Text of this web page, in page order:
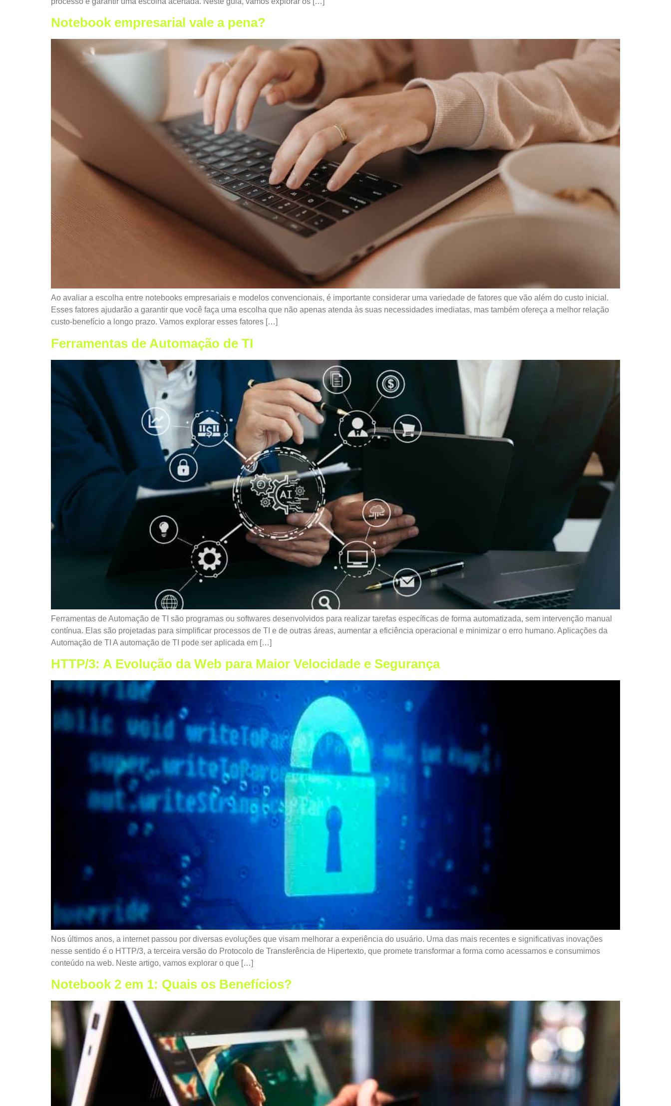
Notebook empresarial vale a pena?
Ao avaliar a escolha entre notebooks empresariais e modelos convencionais, é importante considerar uma variedade de fatores que vão além do custo inicial.
Esses fatores ajudarão a garantir que você faça uma escolha que não apenas atenda às suas necessidades imediatas, mas também ofereça a melhor relação
custo-benefício a longo prazo. Vamos explorar esses fatores […]
Ferramentas de Automação de TI
Ferramentas de Automação de TI são programas ou softwares desenvolvidos para realizar tarefas específicas de forma automatizada, sem intervenção manual
contínua. Elas são projetadas para simplificar processos de TI e de outras áreas, aumentar a eficiência operacional e minimizar o erro humano. Aplicações da
Automação de TI A automação de TI pode ser aplicada em […]
HTTP/3: A Evolução da Web para Maior Velocidade e Segurança
Nos últimos anos, a internet passou por diversas evoluções que visam melhorar a experiência do usuário. Uma das mais recentes e significativas inovações
nesse sentido é o HTTP/3, a terceira versão do Protocolo de Transferência de Hipertexto, que promete transformar a forma como acessamos e consumimos
conteúdo na web. Neste artigo, vamos explorar o que […]
Notebook 2 em 1: Quais os Benefícios?